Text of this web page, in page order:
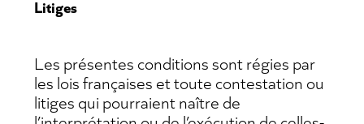
Litiges
Les présentes conditions sont régies par
les lois françaises et toute contestation ou
litiges qui pourraient naître de